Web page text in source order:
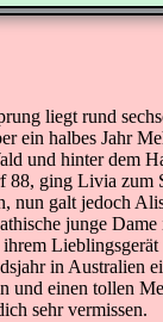
liegt rund
ein halbes Jahr
und hinter dem
ging Livia zum
nun galt jedoch
junge
in Australien
einen tollen
sehr vermissen.